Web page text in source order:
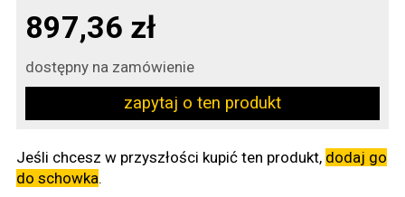
897,36 zł
dostępny na zamówienie
zapytaj o ten produkt
Jeśli chcesz w przyszłości kupić ten produkt, dodaj go
do schowka.